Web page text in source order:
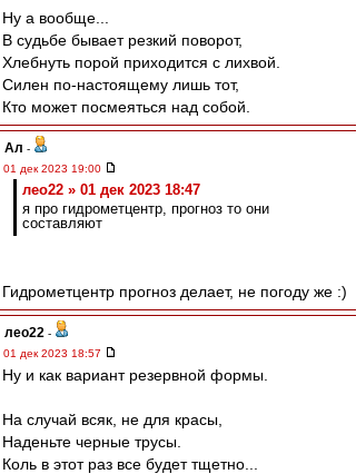
Ну а вообще...
В судьбе бывает резкий поворот,
Хлебнуть порой приходится с лихвой.
Силен по-настоящему лишь тот,
Кто может посмеяться над собой.
Ал -
01 дек 2023 19:00
лео22 » 01 дек 2023 18:47
я про гидрометцентр, прогноз то они
составляют
Гидрометцентр прогноз делает, не погоду же :)
лео22 -
01 дек 2023 18:57
Ну и как вариант резервной формы.
На случай всяк, не для красы,
Наденьте черные трусы.
Коль в этот раз все будет тщетно...